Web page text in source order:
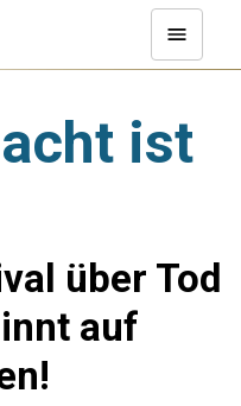
ist
über Tod
auf